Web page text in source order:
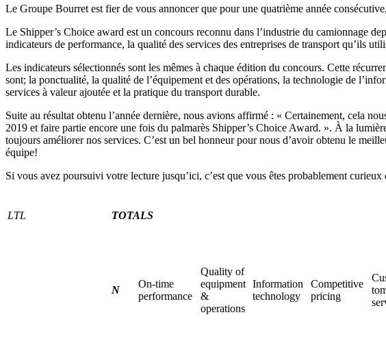
Le Groupe Bourret est fier de vous annoncer que pour une quatrième année
Le Shipper’s Choice award est un concours reconnu dans l’industrie du camionnage
indicateurs de performance, la qualité des services des entreprises de transport qu’ils
Les indicateurs sélectionnés sont les mêmes à chaque édition du concours. Cette
sont; la ponctualité, la qualité de l’équipement et des opérations, la technologie de
services à valeur ajoutée et la pratique du transport durable.
Suite au résultat obtenu l’année dernière, nous avions affirmé : « Certainement, cela
2019 et faire partie encore une fois du palmarès Shipper’s Choice Award. ». À la
toujours améliorer nos services. C’est un bel honneur pour nous d’avoir obtenu le
équipe!
Si vous avez poursuivi votre lecture jusqu’ici, c’est que vous êtes probablement
LTL TOTALS
N
On-time
performance
Quality of
equipment
&
operations
Information
technology
Competitive
pricing